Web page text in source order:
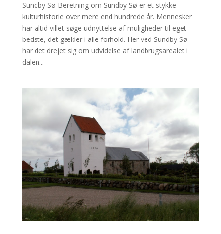
Sundby Sø Beretning om Sundby Sø er et stykke
kulturhistorie over mere end hundrede år. Mennesker
har altid villet søge udnyttelse af muligheder til eget
bedste, det gælder i alle forhold. Her ved Sundby Sø
har det drejet sig om udvidelse af landbrugsarealet i
dalen...